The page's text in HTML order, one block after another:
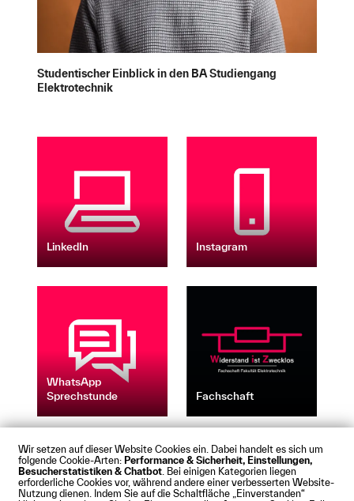
Wir setzen auf dieser Website Cookies ein. Dabei handelt es sich um
folgende Cookie-Arten: Performance & Sicherheit, Einstellungen,
Besucherstatistiken & Chatbot . Bei einigen Kategorien liegen
erforderliche Cookies vor, während andere einer verbesserten Website-
Nutzung dienen. Indem Sie auf die Schaltfläche „Einverstanden“
Studentischer Einblick in den BA Studiengang
Elektrotechnik
LinkedIn Instagram
WhatsApp
Sprechstunde
Fachschaft
Impressum Datenschutz Cookies
Barrierefreiheit
Kontakt Presse Anfahrt Intranet Webmail